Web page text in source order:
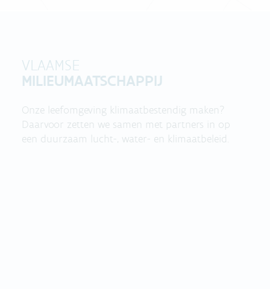
VLAAMSE
MILIEUMAATSCHAPPIJ
Onze leefomgeving klimaatbestendig maken?
Daarvoor zetten we samen met partners in op
een duurzaam lucht-, water- en klimaatbeleid.